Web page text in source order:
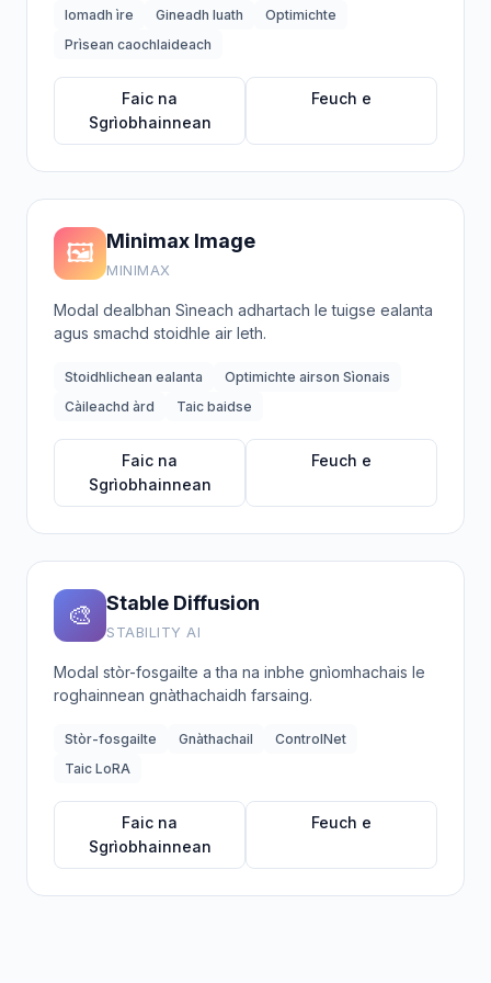
Iomadh ìre Gineadh luath
Optimichte
Prìsean caochlaideach
Faic na
Sgrìobhainnean
Feuch e
🖼️ Minimax Image
MINIMAX
Modal dealbhan Sìneach adhartach le tuigse ealanta
agus smachd stoidhle air leth.
Stoidhlichean ealanta
Optimichte airson Sìonais
Càileachd àrd
Taic baidse
Faic na
Sgrìobhainnean
Feuch e
🎨 Stable Diffusion
STABILITY AI
Modal stòr-fosgailte a tha na inbhe gnìomhachais le
roghainnean gnàthachaidh farsaing.
Stòr-fosgailte Gnàthachail
ControlNet
Taic LoRA
Faic na
Sgrìobhainnean
Feuch e